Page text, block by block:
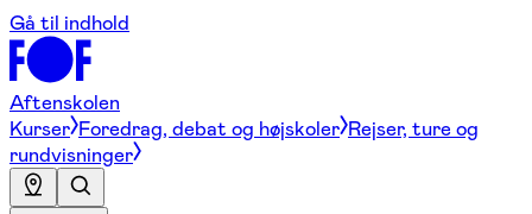
Gå til indhold
Aftenskolen
Kurser Foredrag, debat og højskoler Rejser, ture og
rundvisninger